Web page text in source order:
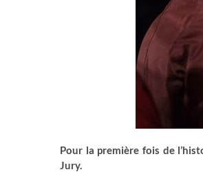
Pour la première fois de
Jury.